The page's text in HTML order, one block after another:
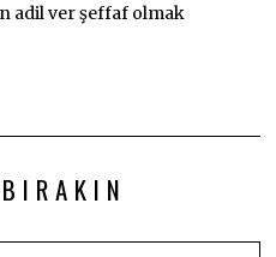
adil ver şeffaf olmak